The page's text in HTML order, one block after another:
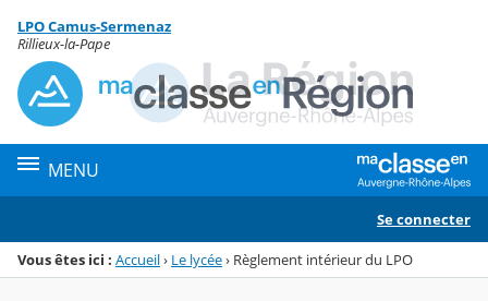
Menu de la rubrique
Contenu
LPO Camus-Sermenaz
Rillieux-la-Pape
MENU
Se connecter
Vous êtes ici : Accueil› Le lycée› Règlement intérieur du LPO